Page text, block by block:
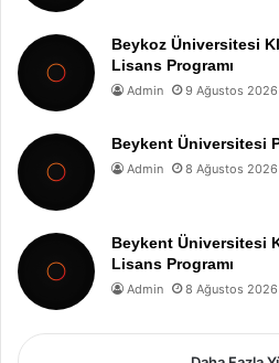
Beykoz Üniversitesi
Lisans Programı
Admin 9 Ağustos 2026
Beykent Üniversitesi
Admin 8 Ağustos 2026
Beykent Üniversitesi
Lisans Programı
Admin 8 Ağustos 2026